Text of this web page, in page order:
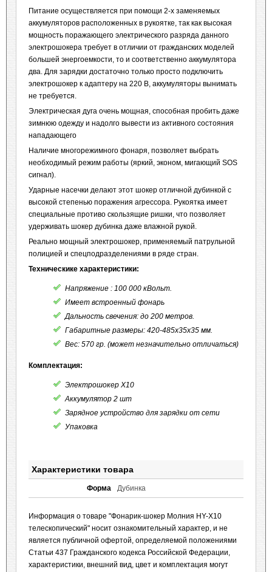
Питание осуществляется при помощи 2-х заменяемых
аккумуляторов расположенных в рукоятке, так как высокая
мощность поражающего электрического разряда данного
электрошокера требует в отличии от гражданских моделей
большей энергоемкости, то и соответственно аккумулятора
два. Для зарядки достаточно только просто подключить
электрошокер к адаптеру на 220 В, аккумуляторы вынимать
не требуется.
Электрическая дуга очень мощная, способная пробить даже
зимнюю одежду и надолго вывести из активного состояния
нападающего
Наличие многорежимного фонаря, позволяет выбрать
необходимый режим работы (яркий, эконом, мигающий SOS
сигнал).
Ударные насечки делают этот шокер отличной дубинкой с
высокой степенью поражения агрессора. Рукоятка имеет
специальные противо скользящие ришки, что позволяет
удерживать шокер дубинка даже влажной рукой.
Реально мощный электрошокер, применяемый патрульной
полицией и спецподразделениями в ряде стран.
Техническике характеристики:
Напряжение : 100 000 кВольт.
Имеет встроенный фонарь
Дальность свечения: до 200 метров.
Габаритные размеры: 420-485х35х35 мм.
Вес: 570 гр. (может незначительно отличаться)
Комплектация:
Электрошокер Х10
Аккумулятор 2 шт
Зарядное устройство для зарядки от сети
Упаковка
Характеристики товара
Форма Дубинка
Информация о товаре "Фонарик-шокер Молния HY-X10
телескопический" носит ознакомительный характер, и не
является публичной офертой, определяемой положениями
Статьи 437 Гражданского кодекса Российской Федерации,
характеристики, внешний вид, цвет и комплектация могут